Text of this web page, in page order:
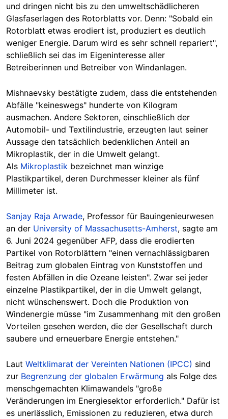
und dringen nicht bis zu den umweltschädlicheren
Glasfaserlagen des Rotorblatts vor. Denn: "Sobald ein
Rotorblatt etwas erodiert ist, produziert es deutlich
weniger Energie. Darum wird es sehr schnell repariert",
schließlich sei das im Eigeninteresse aller
Betreiberinnen und Betreiber von Windanlagen.
Mishnaevsky bestätigte zudem, dass die entstehenden
Abfälle "keineswegs" hunderte von Kilogram
ausmachen. Andere Sektoren, einschließlich der
Automobil- und Textilindustrie, erzeugten laut seiner
Aussage den tatsächlich bedenklichen Anteil an
Mikroplastik, der in die Umwelt gelangt.
Als Mikroplastik bezeichnet man winzige
Plastikpartikel, deren Durchmesser kleiner als fünf
Millimeter ist.
Sanjay Raja Arwade, Professor für Bauingenieurwesen
an der University of Massachusetts-Amherst, sagte am
6. Juni 2024 gegenüber AFP, dass die erodierten
Partikel von Rotorblättern "einen vernachlässigbaren
Beitrag zum globalen Eintrag von Kunststoffen und
festen Abfällen in die Ozeane leisten". Zwar sei jeder
einzelne Plastikpartikel, der in die Umwelt gelangt,
nicht wünschenswert. Doch die Produktion von
Windenergie müsse "im Zusammenhang mit den großen
Vorteilen gesehen werden, die der Gesellschaft durch
saubere und erneuerbare Energie entstehen."
Laut Weltklimarat der Vereinten Nationen (IPCC) sind
zur Begrenzung der globalen Erwärmung als Folge des
menschgemachten Klimawandels "große
Veränderungen im Energiesektor erforderlich." Dafür ist
es unerlässlich, Emissionen zu reduzieren, etwa durch